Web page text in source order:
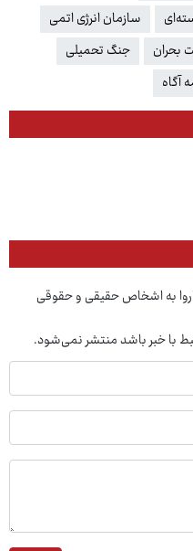
سازمان انرژی اتمی
بحران
جنگ تحمیلی
آگاه
به اشخاص حقیقی و حقوقی
با خبر باشد منتشر نمی‌شود.